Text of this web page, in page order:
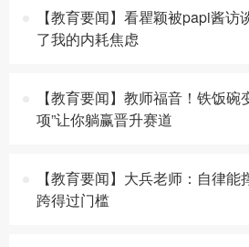
【教育要闻】看瞿颖被papi酱
了我的内耗焦虑
【教育要闻】教师福音！铁饭
项”让你躺赢晋升赛道
【教育要闻】大兵老师：自律
跨得过门槛